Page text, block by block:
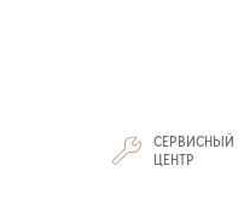
СЕРВИСНЫЙ
ЦЕНТР